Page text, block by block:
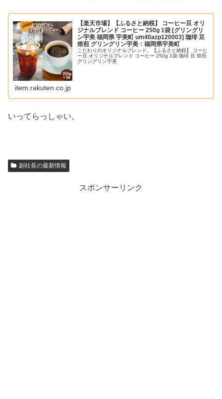
【楽天市場】【ふるさと納税】 コーヒー豆 オリ
ジナルブレンド コーヒー 250g 1袋 [グリングリ
ン宇美 福岡県 宇美町 um40azp120003] 珈琲 豆
焙煎 グリングリン宇美：福岡県宇美町
こだわりのオリジナルブレンド。【ふるさと納税】 コーヒ
ー豆 オリジナルブレンド コーヒー 250g 1袋 珈琲 豆 焙煎
グリングリン宇美
item.rakuten.co.jp
いってらっしゃい。
副社長の最新情報
スポンサーリンク